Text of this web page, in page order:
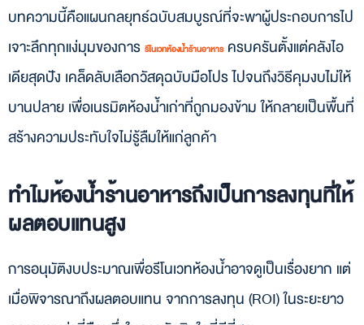
Size S: ปรับโฉมเล็กน้อย (Cosmetic Refresh)
Size M: รีโนเวทห้องน้ำขนาดกลาง (Standard Renovation)
คำถามที่พบบ่อย (FAQ)
จำเป็นต้องปิดร้านระหว่างรีโนเวทไหม?
สไตล์การออกแบบไหนที่กำลังเป็นที่นิยมและไม่ตกยุคง่าย?
บทความนี้คือแผนกลยุทธ์ฉบับสมบูรณ์ที่จะพาผู้ประกอบการไป
เจาะลึกทุกแง่มุมของการ รีโนเวทห้องน้ำร้านอาหาร ครบครันตั้งแต่คลังไอ
เดียสุดปัง เคล็ดลับเลือกวัสดุฉบับมือโปร ไปจนถึงวิธีคุมงบไม่ให้
บานปลาย เพื่อเนรมิตห้องน้ำเก่าที่ถูกมองข้าม ให้กลายเป็นพื้นที่
สร้างความประทับใจไม่รู้ลืมให้แก่ลูกค้า
ทำไมห้องน้ำร้านอาหารถึงเป็นการลงทุนที่ให้
ผลตอบแทนสูง
การอนุมัติงบประมาณเพื่อรีโนเวทห้องน้ำอาจดูเป็นเรื่องยาก แต่
เมื่อพิจารณาถึงผลตอบแทน จากการลงทุน (ROI) ในระยะยาว